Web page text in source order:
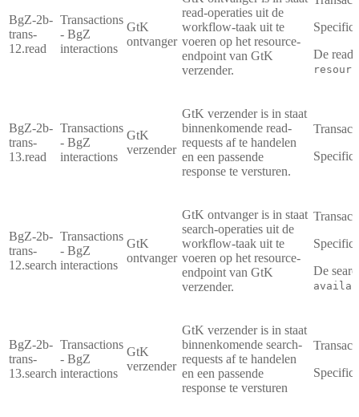
BgZ-2b-
trans-
12.read
Transactions
- BgZ
interactions
GtK
ontvanger
read-operaties uit de
workflow-taak uit te
voeren op het resource-
endpoint van GtK
verzender.
De
BgZ-2b-
trans-
13.read
Transactions
- BgZ
interactions
GtK
verzender
GtK verzender is in staat
binnenkomende read-
requests af te handelen
en een passende
response te versturen.
BgZ-2b-
trans-
12.search
Transactions
- BgZ
interactions
GtK
ontvanger
GtK ontvanger is in staat
search-operaties uit de
workflow-taak uit te
voeren op het resource-
endpoint van GtK
verzender.
De
BgZ-2b-
trans-
13.search
Transactions
- BgZ
interactions
GtK
verzender
GtK verzender is in staat
binnenkomende search-
requests af te handelen
en een passende
response te versturen